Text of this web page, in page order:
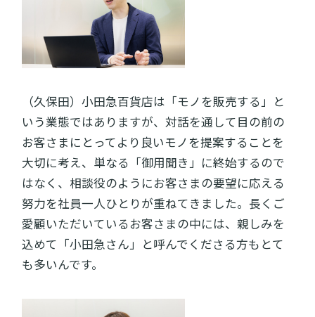
（久保田）小田急百貨店は「モノを販売する」と
いう業態ではありますが、対話を通して目の前の
お客さまにとってより良いモノを提案することを
大切に考え、単なる「御用聞き」に終始するので
はなく、相談役のようにお客さまの要望に応える
努力を社員一人ひとりが重ねてきました。長くご
愛顧いただいているお客さまの中には、親しみを
込めて「小田急さん」と呼んでくださる方もとて
も多いんです。